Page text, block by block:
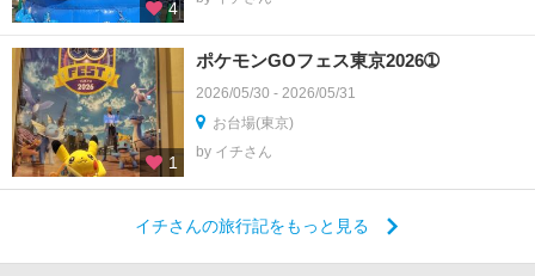
4
1
ポケモンGOフェス東京2026➀
2026/05/30 - 2026/05/31
お台場(東京)
by イチさん
イチさんの旅行記をもっと見る